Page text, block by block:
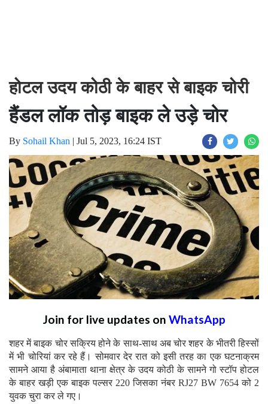
होटल उदय कोठी के बाहर से बाइक चोरी
हैंडल लॉक तोड़ बाइक ले उड़े चोर
By Sohail Khan | Jul 5, 2023, 16:24 IST
Join for live updates on WhatsApp
शहर में बाइक चोर सक्रिय होने के साथ-साथ अब चोर शहर के भीतरी हिस्सों
में भी चोरियां कर रहे हैं। सोमवार देर रात को इसी तरह का एक घटनाक्रम
सामने आया है अंबामाता थाना क्षेत्र के उदय कोठी के सामने गो स्टॉप होटल
के बाहर खड़ी एक बाइक पल्सर 220 जिसका नंबर RJ27 BW 7654 को 2
युवक चुरा कर ले गए।